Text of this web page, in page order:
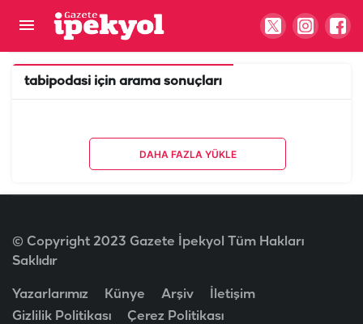
tabipodasi için arama sonuçları
DAHA FAZLA YÜKLE
© Copyright 2023 Gazete İpekyol Tüm Hakları
Saklıdır
Yazarlarımız Künye Arşiv
İletişim
Gizlilik Politikası
Çerez Politikası